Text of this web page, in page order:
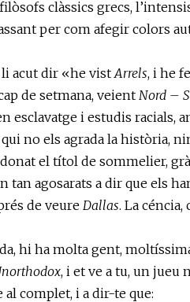
clàssics grecs,
per com afegir colors
li acut dir «he vistArrels, i he
de setmana, veient Nord –
esclavatge i estudis racials,
no els agrada la història,
el títol de sommelier,
tan agosarats a dir que els
de veureDallas. La
hi ha molta gent,
, i et ve a tu, un jueu
al complet, i a dir-te que: